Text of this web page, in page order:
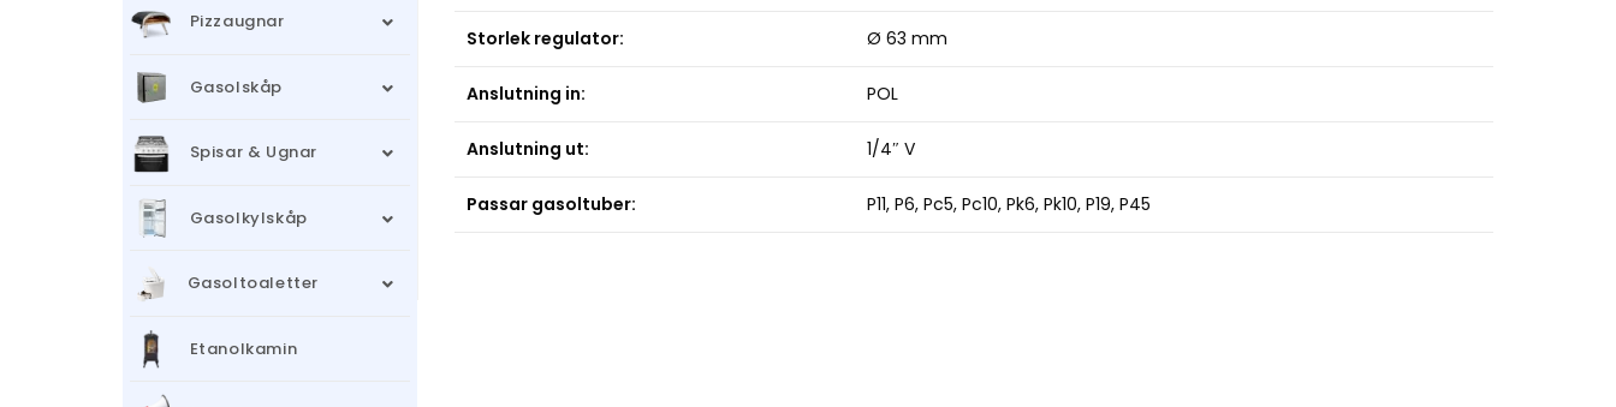
Storlek regulator: Ø 63 mm
Anslutning in: POL
Anslutning ut: 1/4″ V
Passar gasoltuber: P11, P6, Pc5, Pc10, Pk6, Pk10, P19, P45
Pizzaugnar
Gasolskåp
Spisar & Ugnar
Gasolkylskåp
Gasoltoaletter
Etanolkamin